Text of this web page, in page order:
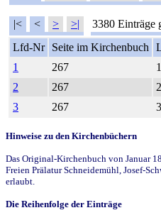
|< < > >| 3380 Einträge
Lfd-Nr
Seite im Kirchenbuch
1
267 1
2
267 2
3
267 3
Hinweise zu den Kirchenbüchern
Das Original-Kirchenbuch von Januar
Freien Prälatur Schneidemühl, Josef-
erlaubt.
Die Reihenfolge der Einträge